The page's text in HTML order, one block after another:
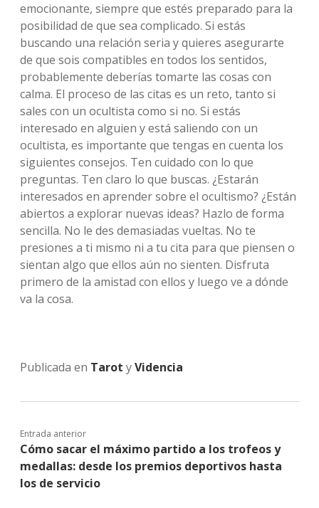
emocionante, siempre que estés preparado para la
posibilidad de que sea complicado. Si estás
buscando una relación seria y quieres asegurarte
de que sois compatibles en todos los sentidos,
probablemente deberías tomarte las cosas con
calma. El proceso de las citas es un reto, tanto si
sales con un ocultista como si no. Si estás
interesado en alguien y está saliendo con un
ocultista, es importante que tengas en cuenta los
siguientes consejos. Ten cuidado con lo que
preguntas. Ten claro lo que buscas. ¿Estarán
interesados en aprender sobre el ocultismo? ¿Están
abiertos a explorar nuevas ideas? Hazlo de forma
sencilla. No le des demasiadas vueltas. No te
presiones a ti mismo ni a tu cita para que piensen o
sientan algo que ellos aún no sienten. Disfruta
primero de la amistad con ellos y luego ve a dónde
va la cosa.
Publicada en Tarot yVidencia
Entrada anterior
Cómo sacar el máximo partido a los trofeos y
medallas: desde los premios deportivos hasta
los de servicio